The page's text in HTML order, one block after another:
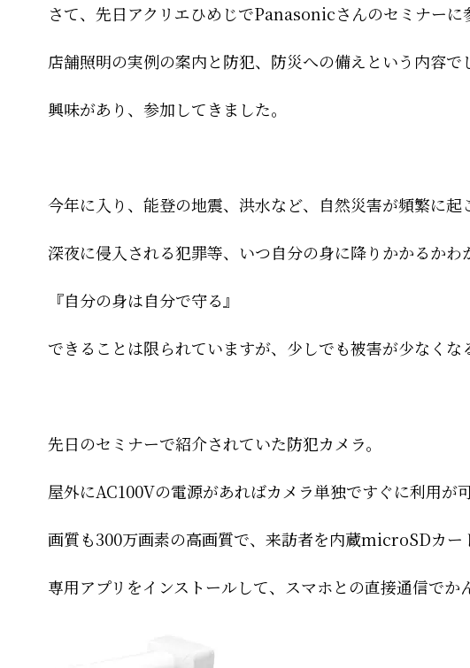
さて、先日アクリエひめじでPanasonicさんのセミナーに
店舗照明の実例の案内と防犯、防災への備えという内容
興味があり、参加してきました。
今年に入り、能登の地震、洪水など、自然災害が頻繁に
深夜に侵入される犯罪等、いつ自分の身に降りかかるかわ
『自分の身は自分で守る』
できることは限られていますが、少しでも被害が少なくな
先日のセミナーで紹介されていた防犯カメラ。
屋外にAC100Vの電源があればカメラ単独ですぐに利用が
画質も300万画素の高画質で、来訪者を内蔵microSDカー
専用アプリをインストールして、スマホとの直接通信でか